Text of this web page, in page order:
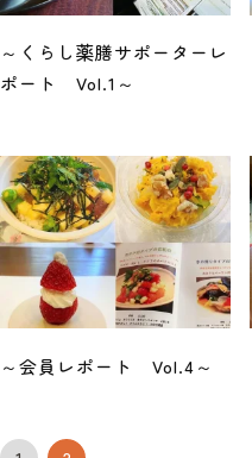
～くらし薬膳サポーターレ
ポート Vol.1～
～会員レポート Vol.4～
投